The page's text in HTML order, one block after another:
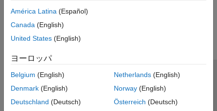
América Latina (Español)
Canada (English)
United States (English)
ヨーロッパ
Belgium (English)
Denmark (English)
Deutschland (Deutsch)
Netherlands(English)
Norway(English)
Österreich (Deutsch)
トラストセンター
プライバシー ポリシー
違法コピー防止
アプリケーション ステータス
© 1994-2026 The MathWorks, Inc.